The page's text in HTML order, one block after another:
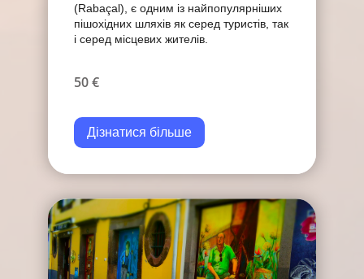
(Rabaçal), є одним із найпопулярніших
пішохідних шляхів як серед туристів, так
і серед місцевих жителів.
50 €
Дізнатися більше